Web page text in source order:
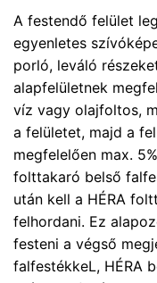
A festendő felület
egyenletes
porló, leváló
alapfelületnek
víz vagy olajfoltos,
a felületet, majd a
megfelelően max.
folttakaró belső
után kell a HÉRA
felhordani. Ez
festeni a végső
falfestékkeL, HÉRA